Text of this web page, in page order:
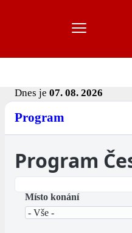
Dnes je 07. 08. 2026
Program
Program
Místo konání